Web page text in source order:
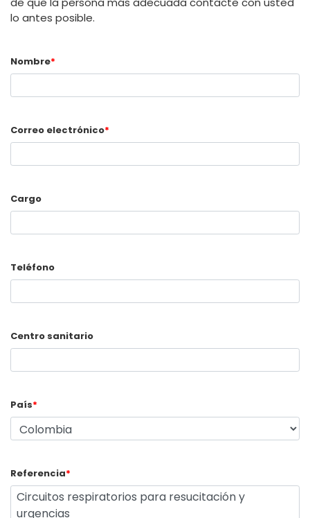
lo antes posible.
Nombre*
Correo electrónico*
Cargo
Teléfono
Centro sanitario
País*
Referencia*